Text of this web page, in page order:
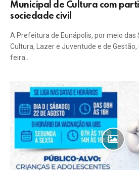
Municipal de Cultura com
sociedade civil
A Prefeitura de Eunápolis, por meio das
Cultura, Lazer e Juventude e de
feira…